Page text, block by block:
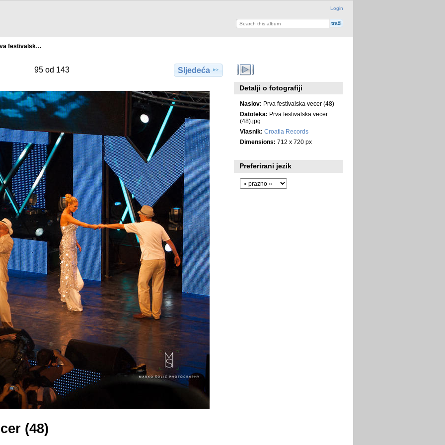
Login
festivalsk…
95 od 143 Sljedeća
(48)
Detalji o fotografiji
Naslov: Prva festivalska vecer (48)
Datoteka: Prva festivalska vecer
(48).jpg
Vlasnik: Croatia Records
Dimensions: 712 x 720 px
Preferirani jezik